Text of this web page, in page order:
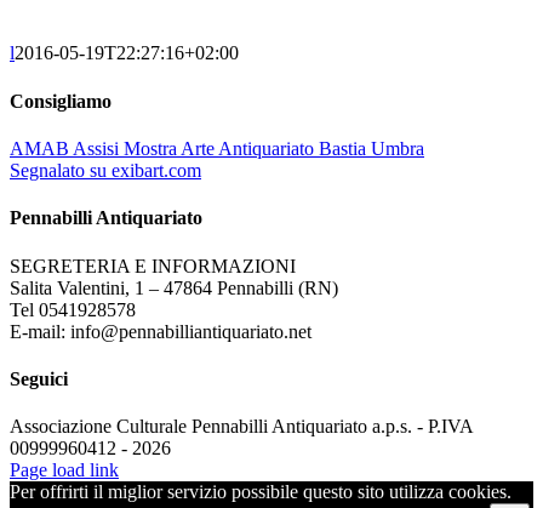
l2016-05-19T22:27:16+02:00
Consigliamo
AMAB Assisi Mostra Arte Antiquariato Bastia Umbra
Segnalato su exibart.com
Pennabilli Antiquariato
SEGRETERIA E INFORMAZIONI
Salita Valentini, 1 – 47864 Pennabilli (RN)
Tel 0541928578
E-mail: info@pennabilliantiquariato.net
Seguici
Associazione Culturale Pennabilli Antiquariato a.p.s. - P.IVA
00999960412 - 2026
Page load link
Per offrirti il miglior servizio possibile questo sito utilizza cookies.